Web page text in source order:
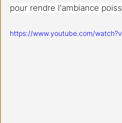
pour rendre l'ambiance
https://www.youtube.com/